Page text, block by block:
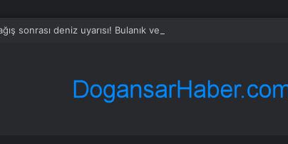
sonrası deniz uyarısı! Bulanık ve kötü kokulu suda yüzmeyin